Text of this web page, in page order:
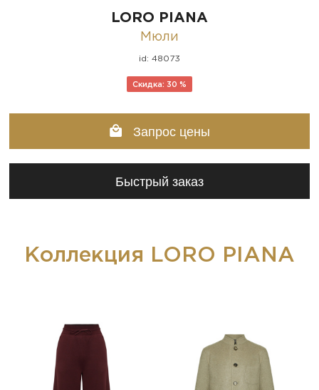
LORO PIANA
Мюли
id: 48073
Скидка: 30 %
Запрос цены
Быстрый заказ
Коллекция LORO PIANA